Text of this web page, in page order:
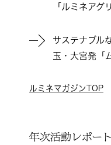
「ルミネアグ
サステナブル
玉・大宮発「
ルミネマガジンTOP
年次活動レポート